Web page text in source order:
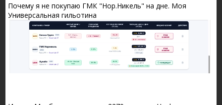
Почему я не покупаю ГМК "Нор.Никель" на дне. Моя
Универсальная гильотина